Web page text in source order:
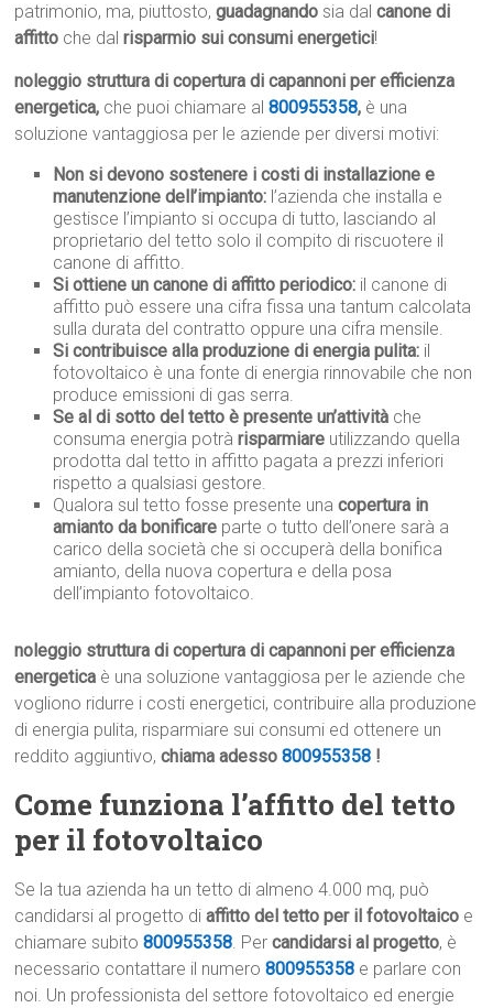
patrimonio, ma, piuttosto,guadagnando sia dalcanone di
affitto che dalrisparmio sui consumi energetici!
noleggio struttura di copertura di capannoni per efficienza
energetica, che puoi chiamare al800955358, è una
soluzione vantaggiosa per le aziende per diversi motivi:
Non si devono sostenere i costi di installazione e
manutenzione dell’impianto: l’azienda che installa e
gestisce l’impianto si occupa di tutto, lasciando al
proprietario del tetto solo il compito di riscuotere il
canone di affitto.
Si ottiene un canone di affitto periodico: il canone di
affitto può essere una cifra fissa una tantum calcolata
sulla durata del contratto oppure una cifra mensile.
Si contribuisce alla produzione di energia pulita: il
fotovoltaico è una fonte di energia rinnovabile che non
produce emissioni di gas serra.
Se al di sotto del tetto è presente un’attività che
consuma energia potràrisparmiare utilizzando quella
prodotta dal tetto in affitto pagata a prezzi inferiori
rispetto a qualsiasi gestore.
Qualora sul tetto fosse presente unacopertura in
amianto da bonificare parte o tutto dell’onere sarà a
carico della società che si occuperà della bonifica
amianto, della nuova copertura e della posa
dell’impianto fotovoltaico.
noleggio struttura di copertura di capannoni per efficienza
energetica è una soluzione vantaggiosa per le aziende che
vogliono ridurre i costi energetici, contribuire alla produzione
di energia pulita, risparmiare sui consumi ed ottenere un
reddito aggiuntivo,chiama adesso800955358 !
Come funziona l’affitto del tetto
per il fotovoltaico
Se la tua azienda ha un tetto di almeno 4.000 mq, può
candidarsi al progetto diaffitto del tetto per il fotovoltaico e
chiamare subito800955358. Percandidarsi al progetto, è
necessario contattare il numero800955358 e parlare con
noi. Un professionista del settore fotovoltaico ed energie